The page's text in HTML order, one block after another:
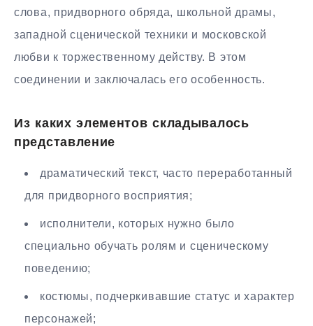
слова, придворного обряда, школьной драмы,
западной сценической техники и московской
любви к торжественному действу. В этом
соединении и заключалась его особенность.
Из каких элементов складывалось
представление
драматический текст, часто переработанный
для придворного восприятия;
исполнители, которых нужно было
специально обучать ролям и сценическому
поведению;
костюмы, подчеркивавшие статус и характер
персонажей;